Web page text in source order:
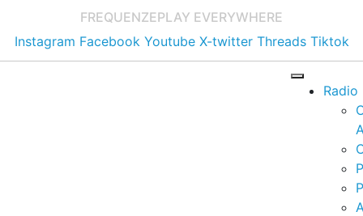
FREQUENZEPLAY EVERYWHERE
Instagram Facebook Youtube X-twitter Threads Tiktok
Radio